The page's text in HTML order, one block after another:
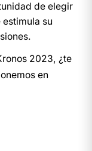
de elegir
su
2023, ¿te
en